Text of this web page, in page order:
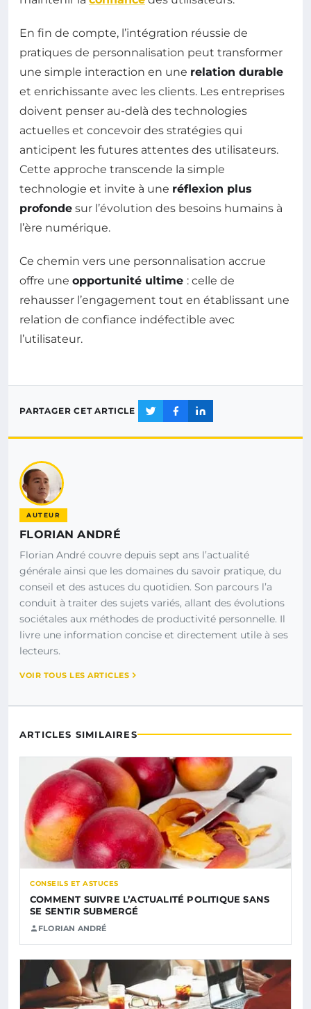
En fin de compte, l’intégration réussie de
pratiques de personnalisation peut transformer
une simple interaction en une relation durable
et enrichissante avec les clients. Les entreprises
doivent penser au-delà des technologies
actuelles et concevoir des stratégies qui
anticipent les futures attentes des utilisateurs.
Cette approche transcende la simple
technologie et invite à une réflexion plus
profonde sur l’évolution des besoins humains à
l’ère numérique.
Ce chemin vers une personnalisation accrue
offre une opportunité ultime : celle de
rehausser l’engagement tout en établissant une
relation de confiance indéfectible avec
l’utilisateur.
PARTAGER CET ARTICLE
AUTEUR
FLORIAN ANDRÉ
Florian André couvre depuis sept ans l’actualité
générale ainsi que les domaines du savoir pratique, du
conseil et des astuces du quotidien. Son parcours l’a
conduit à traiter des sujets variés, allant des évolutions
sociétales aux méthodes de productivité personnelle. Il
livre une information concise et directement utile à ses
lecteurs.
VOIR TOUS LES ARTICLES
ARTICLES SIMILAIRES
CONSEILS ET ASTUCES
COMMENT SUIVRE L’ACTUALITÉ POLITIQUE SANS
SE SENTIR SUBMERGÉ
FLORIAN ANDRÉ